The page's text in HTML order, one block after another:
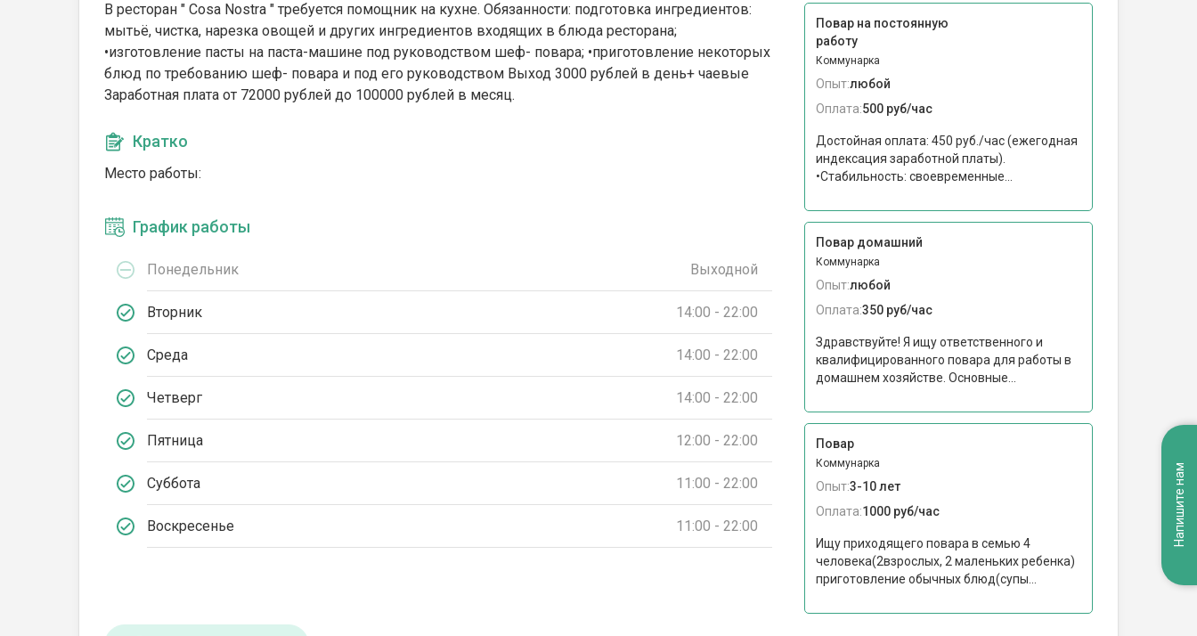
В ресторан " Cosa Nostra " требуется помощник на кухне. Обязанности: подготовка ингредиентов:
мытьë, чистка, нарезка овощей и других ингредиентов входящих в блюда ресторана;
•изготовление пасты на паста-машине под руководством шеф- повара; •приготовление некоторых
блюд по требованию шеф- повара и под его руководством Выход 3000 рублей в день+ чаевые
Заработная плата от 72000 рублей до 100000 рублей в месяц.
Кратко
Место работы:
График работы
Понедельник Выходной
Вторник 14:00 - 22:00
Среда 14:00 - 22:00
Четверг 14:00 - 22:00
Пятница 12:00 - 22:00
Суббота 11:00 - 22:00
Воскресенье 11:00 - 22:00
Повар на постоянную
работу
Коммунарка
Опыт:любой
Оплата:500 руб/час
Достойная оплата: 450 руб./час (ежегодная
индексация заработной платы).
•Стабильность: своевременные...
Повар домашний
Коммунарка
Опыт:любой
Оплата:350 руб/час
Здравствуйте! Я ищу ответственного и
квалифицированного повара для работы в
домашнем хозяйстве. Основные...
Повар
Коммунарка
Опыт:3-10 лет
Оплата:1000 руб/час
Ищу приходящего повара в семью 4
человека(2взрослых, 2 маленьких ребенка)
приготовление обычных блюд(супы...
Напишите нам